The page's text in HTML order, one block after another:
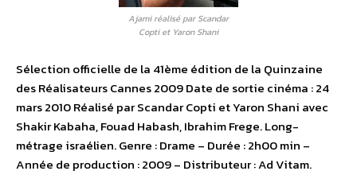
Ajami réalisé par Scandar
Copti et Yaron Shani
Sélection officielle de la 41ème édition de la Quinzaine
des Réalisateurs Cannes 2009 Date de sortie cinéma : 24
mars 2010 Réalisé par Scandar Copti et Yaron Shani avec
Shakir Kabaha, Fouad Habash, Ibrahim Frege. Long-
métrage israélien. Genre : Drame – Durée : 2h00 min –
Année de production : 2009 – Distributeur : Ad Vitam.